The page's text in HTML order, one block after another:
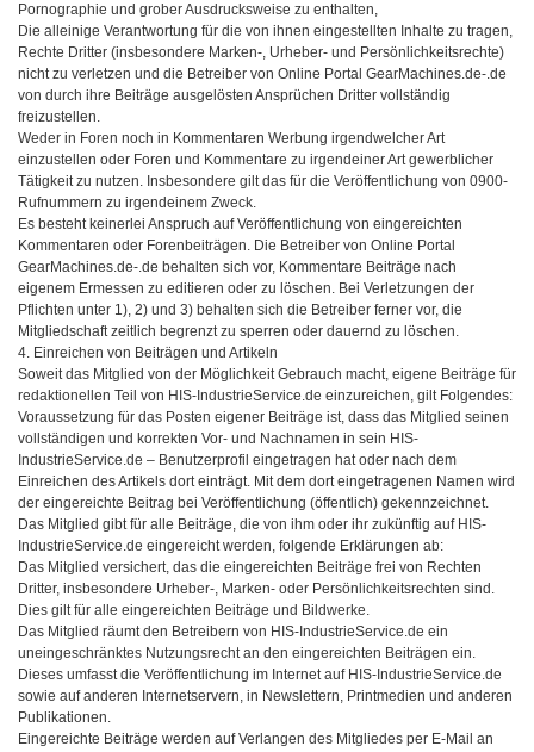
Pornographie und grober Ausdrucksweise zu enthalten,
Die alleinige Verantwortung für die von ihnen eingestellten Inhalte zu tragen,
Rechte Dritter (insbesondere Marken-, Urheber- und Persönlichkeitsrechte)
nicht zu verletzen und die Betreiber von Online Portal GearMachines.de-.de
von durch ihre Beiträge ausgelösten Ansprüchen Dritter vollständig
freizustellen.
Weder in Foren noch in Kommentaren Werbung irgendwelcher Art
einzustellen oder Foren und Kommentare zu irgendeiner Art gewerblicher
Tätigkeit zu nutzen. Insbesondere gilt das für die Veröffentlichung von 0900-
Rufnummern zu irgendeinem Zweck.
Es besteht keinerlei Anspruch auf Veröffentlichung von eingereichten
Kommentaren oder Forenbeiträgen. Die Betreiber von Online Portal
GearMachines.de-.de behalten sich vor, Kommentare Beiträge nach
eigenem Ermessen zu editieren oder zu löschen. Bei Verletzungen der
Pflichten unter 1), 2) und 3) behalten sich die Betreiber ferner vor, die
Mitgliedschaft zeitlich begrenzt zu sperren oder dauernd zu löschen.
4. Einreichen von Beiträgen und Artikeln
Soweit das Mitglied von der Möglichkeit Gebrauch macht, eigene Beiträge für
redaktionellen Teil von HIS-IndustrieService.de einzureichen, gilt Folgendes:
Voraussetzung für das Posten eigener Beiträge ist, dass das Mitglied seinen
vollständigen und korrekten Vor- und Nachnamen in sein HIS-
IndustrieService.de – Benutzerprofil eingetragen hat oder nach dem
Einreichen des Artikels dort einträgt. Mit dem dort eingetragenen Namen wird
der eingereichte Beitrag bei Veröffentlichung (öffentlich) gekennzeichnet.
Das Mitglied gibt für alle Beiträge, die von ihm oder ihr zukünftig auf HIS-
IndustrieService.de eingereicht werden, folgende Erklärungen ab:
Das Mitglied versichert, das die eingereichten Beiträge frei von Rechten
Dritter, insbesondere Urheber-, Marken- oder Persönlichkeitsrechten sind.
Dies gilt für alle eingereichten Beiträge und Bildwerke.
Das Mitglied räumt den Betreibern von HIS-IndustrieService.de ein
uneingeschränktes Nutzungsrecht an den eingereichten Beiträgen ein.
Dieses umfasst die Veröffentlichung im Internet auf HIS-IndustrieService.de
sowie auf anderen Internetservern, in Newslettern, Printmedien und anderen
Publikationen.
Eingereichte Beiträge werden auf Verlangen des Mitgliedes per E-Mail an